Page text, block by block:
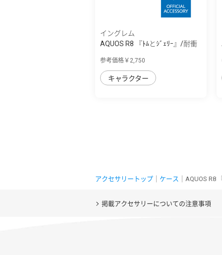
イングレム
AQUOS R8 『ﾄﾑとｼﾞｪﾘｰ』/耐衝
参考価格￥2,750
キャラクター
アクセサリートップ ケース ｜AQUOS
掲載アクセサリーについての注意事項